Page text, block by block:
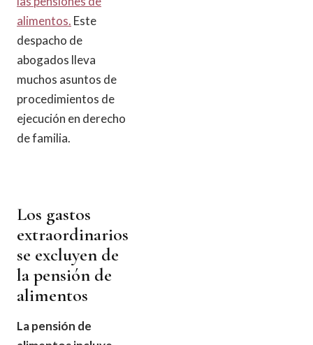
alimentos. Este
despacho de
abogados lleva
muchos asuntos de
procedimientos de
ejecución en derecho
de familia.
Los gastos
extraordinarios
se excluyen de
la pensión de
alimentos
La pensión de